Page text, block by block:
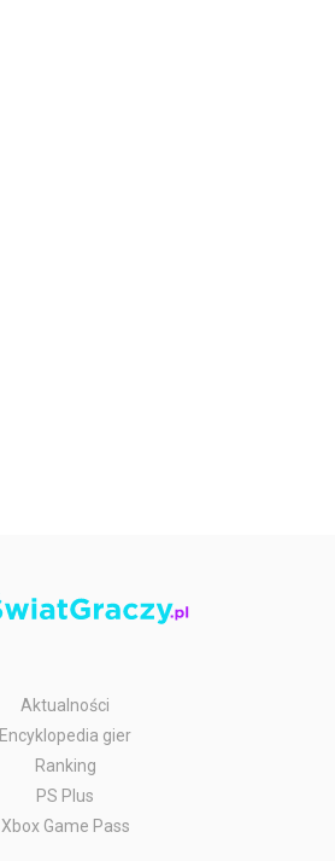
Aktualności
Encyklopedia gier
Ranking
PS Plus
Xbox Game Pass